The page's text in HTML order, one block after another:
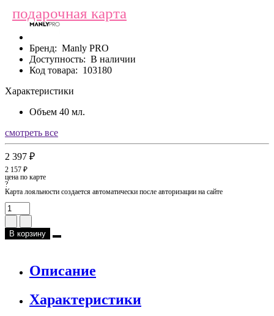
подарочная карта
Бренд: Manly PRO
Доступность: В наличии
Код товара: 103180
Характеристики
Объем 40 мл.
смотреть все
2 397 ₽
2 157 ₽
цена по карте
?
Карта лояльности создается автоматически после авторизации на сайте
В корзину
Описание
Характеристики